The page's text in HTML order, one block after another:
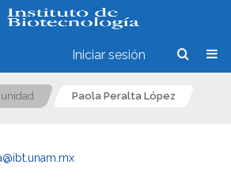
Iniciar sesión
Paola Peralta López